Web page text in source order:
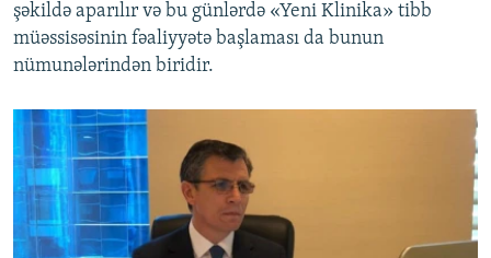
şəkildə aparılır və bu günlərdə «Yeni Klinika» tibb
müəssisəsinin fəaliyyətə başlaması da bunun
nümunələrindən biridir.